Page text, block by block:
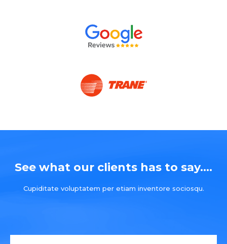
See what our clients has to say....
Cupiditate voluptatem per etiam inventore sociosqu.